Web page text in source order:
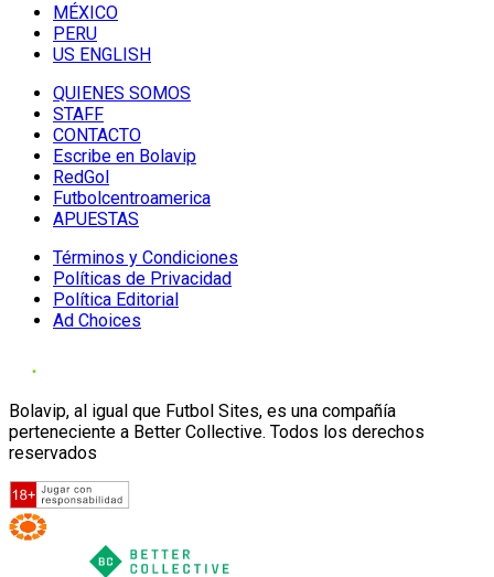
MÉXICO
PERU
US ENGLISH
QUIENES SOMOS
STAFF
CONTACTO
Escribe en Bolavip
RedGol
Futbolcentroamerica
APUESTAS
Términos y Condiciones
Políticas de Privacidad
Política Editorial
Ad Choices
Bolavip, al igual que Futbol Sites, es una compañía
perteneciente a Better Collective. Todos los derechos
reservados